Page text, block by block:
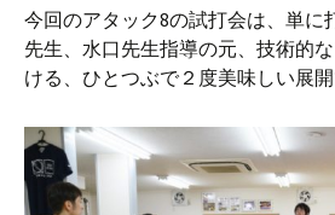
今回のアタック8の試打会は、単に
先生、水口先生指導の元、技術的
ける、ひとつぶで２度美味しい展開